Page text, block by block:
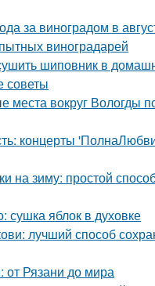
за виноградом в
виноградарей
шиповник в
советы
места вокруг Вологды
концерты
на зиму: простой
сушка яблок в духовке
лучший способ
от Рязани до мира